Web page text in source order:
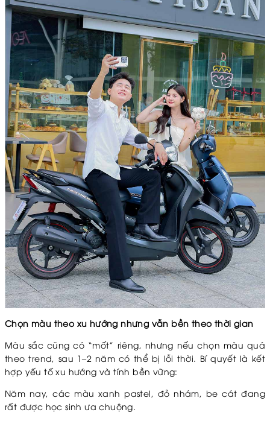
Chọn màu theo xu hướng nhưng vẫn bền theo thời gian
Màu sắc cũng có “mốt” riêng, nhưng nếu chọn màu quá
theo trend, sau 1–2 năm có thể bị lỗi thời. Bí quyết là kết
hợp yếu tố xu hướng và tính bền vững:
Năm nay, các màu xanh pastel, đỏ nhám, be cát đang
rất được học sinh ưa chuộng.